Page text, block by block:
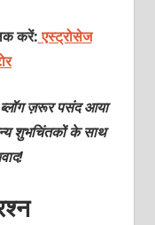
करें: एस्ट्रोसेज
ज़रूर पसंद आया
शुभचिंतकों के साथ